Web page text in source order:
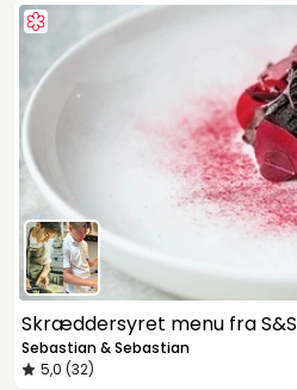
Skræddersyret menu fra S&S
Sebastian & Sebastian
5,0 (32)